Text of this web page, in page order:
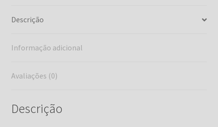
Descrição
Informação adicional
Avaliações (0)
Descrição